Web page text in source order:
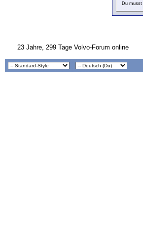
Du musst
23 Jahre, 299 Tage Volvo-Forum online